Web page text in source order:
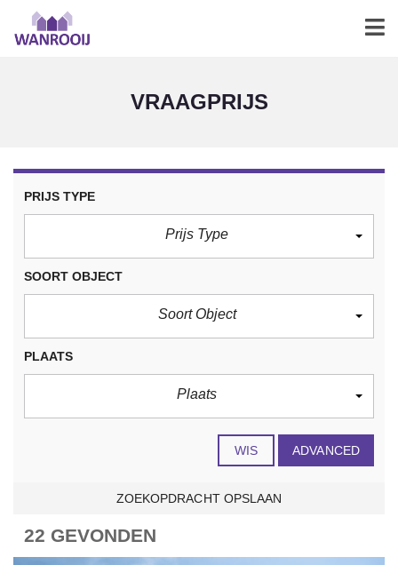
VRAAGPRIJS
PRIJS TYPE
Prijs Type
SOORT OBJECT
Soort Object
PLAATS
Plaats
WIS ADVANCED
ZOEKOPDRACHT OPSLAAN
22 GEVONDEN